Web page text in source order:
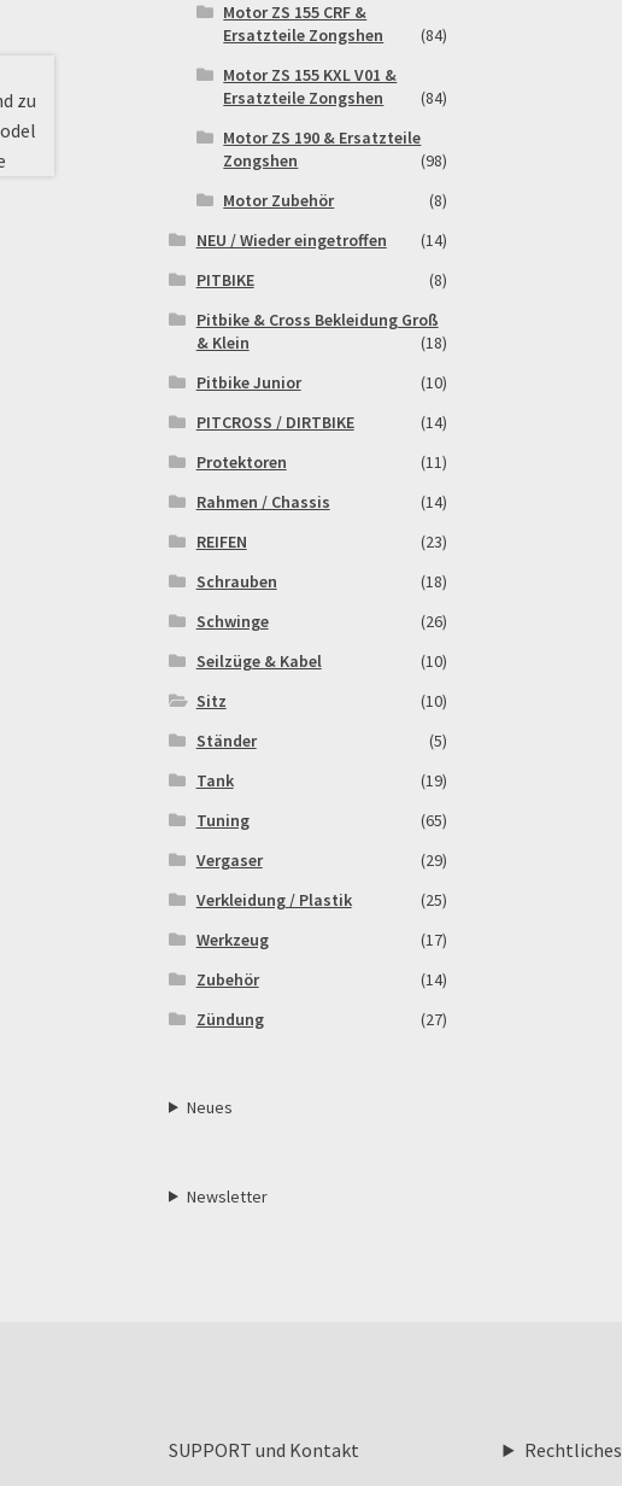
Motor ZS 155 CRF &
Ersatzteile Zongshen
(84)
Motor ZS 155 KXL V01 &
Ersatzteile Zongshen
(84)
Motor ZS 190 & Ersatzteile
Zongshen
(98)
Motor Zubehör
(8)
NEU / Wieder eingetroffen
(14)
PITBIKE
(8)
Pitbike & Cross Bekleidung Groß
& Klein
(18)
Pitbike Junior
(10)
PITCROSS / DIRTBIKE
(14)
Protektoren
(11)
Rahmen / Chassis
(14)
REIFEN
(23)
Schrauben
(18)
Schwinge
(26)
Seilzüge & Kabel
(10)
Sitz
(10)
Ständer
(5)
Tank
(19)
Tuning
(65)
Vergaser
(29)
Verkleidung / Plastik
(25)
Werkzeug
(17)
Zubehör
(14)
Zündung
(27)
Neues
Newsletter
SUPPORT und Kontakt Rechtliches